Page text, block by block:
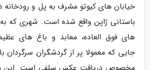
خیابان های کیوتو مشرف به پل و رودخانه
باستانی ژاپن واقع شده است. شهری که به
های فوق العاده، معابد و باغ های
جایی که معمولا پر از گردشگران سرگردان